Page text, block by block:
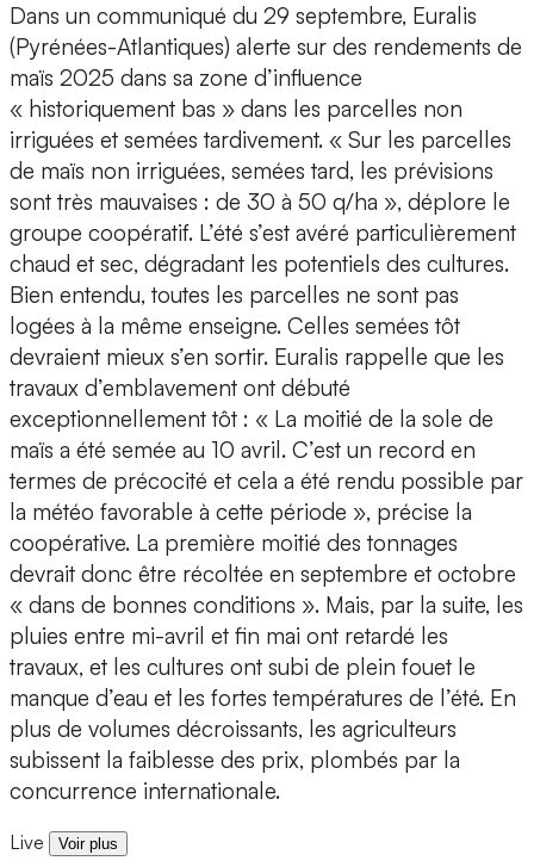
Dans un communiqué du 29 septembre, Euralis
(Pyrénées-Atlantiques) alerte sur des rendements de
maïs 2025 dans sa zone d’influence
« historiquement bas » dans les parcelles non
irriguées et semées tardivement. « Sur les parcelles
de maïs non irriguées, semées tard, les prévisions
sont très mauvaises : de 30 à 50 q/ha », déplore le
groupe coopératif. L’été s’est avéré particulièrement
chaud et sec, dégradant les potentiels des cultures.
Bien entendu, toutes les parcelles ne sont pas
logées à la même enseigne. Celles semées tôt
devraient mieux s’en sortir. Euralis rappelle que les
travaux d’emblavement ont débuté
exceptionnellement tôt : « La moitié de la sole de
maïs a été semée au 10 avril. C’est un record en
termes de précocité et cela a été rendu possible par
la météo favorable à cette période », précise la
coopérative. La première moitié des tonnages
devrait donc être récoltée en septembre et octobre
« dans de bonnes conditions ». Mais, par la suite, les
pluies entre mi-avril et fin mai ont retardé les
travaux, et les cultures ont subi de plein fouet le
manque d’eau et les fortes températures de l’été. En
plus de volumes décroissants, les agriculteurs
subissent la faiblesse des prix, plombés par la
concurrence internationale.
Live Voir plus